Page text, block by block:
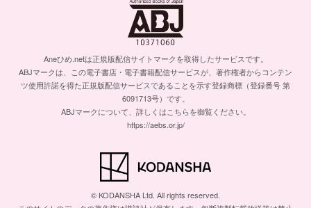
Aneひめ.netは正規版配信サイトマークを取得したサービスです。
ABJマークは、この電子書店・電子書籍配信サービスが、著作権者からコンテン
ツ使用許諾を得た正規版配信サービスであることを示す登録商標（登録番号 第
6091713号）です。
ABJマークについて、詳しくはこちらを御覧ください。
https://aebs.or.jp/
© KODANSHA Ltd. All rights reserved.